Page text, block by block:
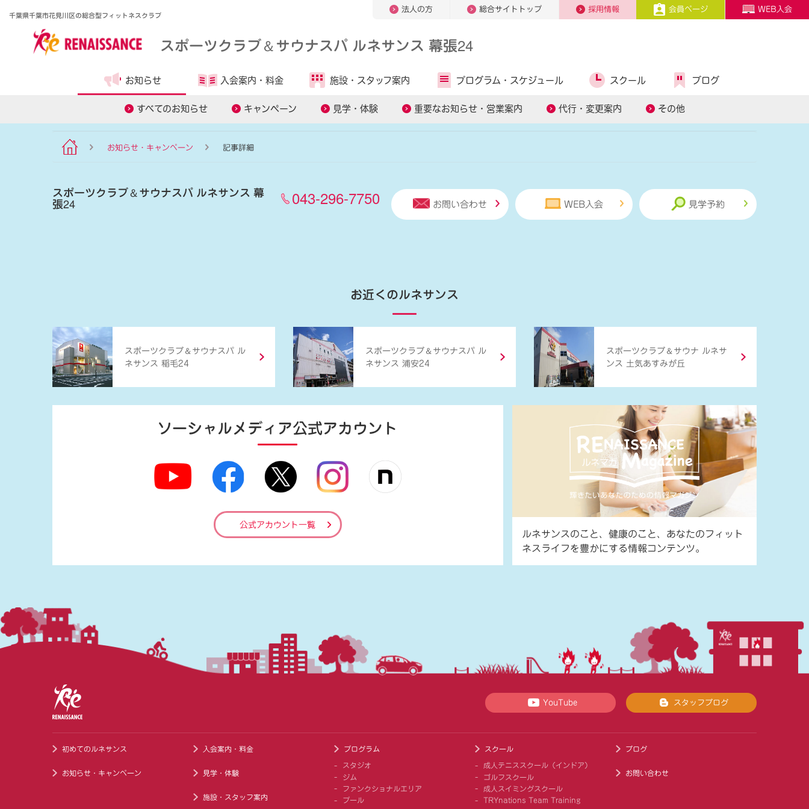
千葉県千葉市花見川区の総合型フィットネスクラブ
法人の方 総合サイトトップ 採用情報 会員ページ WEB入会
スポーツクラブ＆サウナスパ ルネサンス 幕張24
お知らせ
すべてのお知らせ キャンペーン 見学・体験 重要なお知らせ・営業案内 代行・変更案内 その他
入会案内・ 料金 施設・ スタッフ案内 プログラム・ スケジュール スクール ブログ
人気キーワードから探す
食事管理アプリ オンラインレッスン スマートテニスレッスン パーソナルトレーニング 糖質コントロール スタッフ募集
お知らせ・キャンペーン 記事詳細
スポーツクラブ＆サウナスパ ルネサンス 幕
張24 043-296-7750 お問い合わせ WEB入会 見学予約
お近くのルネサンス
スポーツクラブ ＆ サウナスパ ル
ネサンス 稲毛24
スポーツクラブ ＆ サウナスパ ル
ネサンス 浦安24
スポーツクラブ ＆ サウナ ルネサ
ンス 土気あすみが丘
ソーシャルメディア公式アカウント
公式アカウント一覧
ルネサンスのこと、健康のこと、あなたのフィット
ネスライフを豊かにする情報コンテンツ。
YouTube スタッフブログ
初めてのルネサンス
お知らせ・キャンペーン
入会案内・料金
見学・体験
施設・スタッフ案内
プログラム
スタジオ
ジム
ファンクショナルエリア
プール
スクール
成人テニススクール（インドア）
ゴルフスクール
成人スイミングスクール
TRYnations Team Training
ブログ
お問い合わせ